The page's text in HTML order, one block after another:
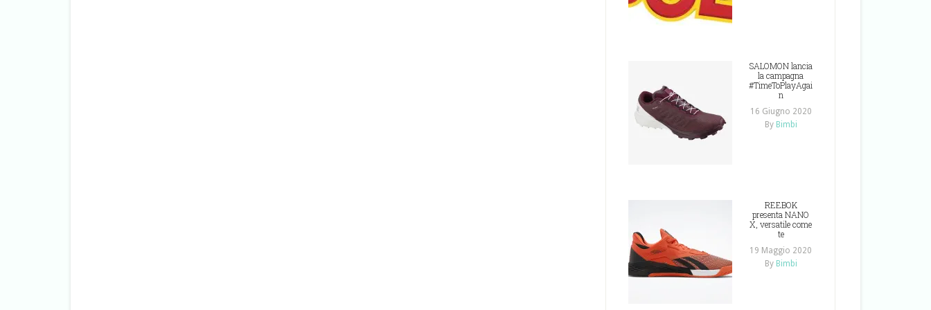
SALOMON lancia
la campagna
#TimeToPlayAgai
n
16 Giugno 2020
By Bimbi
REEBOK
presenta NANO
X, versatile come
te
19 Maggio 2020
By Bimbi